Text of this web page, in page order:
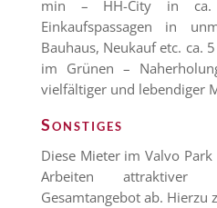
min – HH-City in
Einkaufspassagen in
Bauhaus, Neukauf etc. ca.
im Grünen –
vielfältiger und lebendiger
Sonstiges
Diese Mieter im Valvo
Arbeiten
Gesamtangebot ab. Hierzu